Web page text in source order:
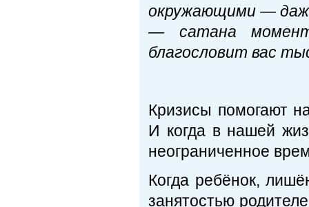
окружающими —
— сатана
благословит вас
Кризисы помогают
И когда в нашей
неограниченное
Когда ребёнок,
занятостью